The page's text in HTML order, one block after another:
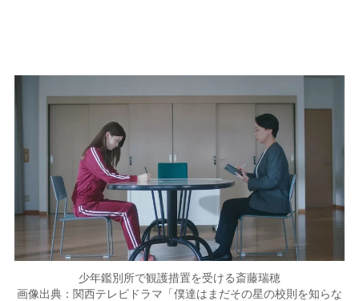
少年鑑別所で観護措置を受ける斎藤瑞穂
画像出典：関西テレビドラマ「僕達はまだその星の校則を知らな